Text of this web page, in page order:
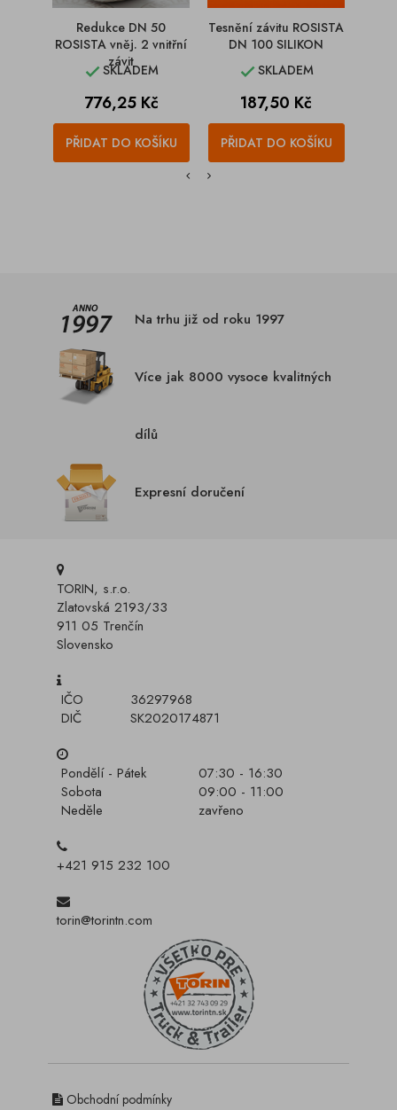
Redukce DN 50
ROSISTA vněj. 2 vnitřní
závit
SKLADEM
Cena
776,25 Kč
PŘIDAT DO KOŠÍKU
Tesnění závitu ROSISTA
DN 100 SILIKON
SKLADEM
Cena
187,50 Kč
PŘIDAT DO KOŠÍKU
Na trhu již od roku 1997
Více jak 8000 vysoce kvalitných
dílů
Expresní doručení
TORIN, s.r.o.
Zlatovská 2193/33
911 05 Trenčín
Slovensko
IČO
36297968
DIČ
SK2020174871
Pondělí - Pátek
07:30 - 16:30
Sobota
09:00 - 11:00
Neděle
zavřeno
+421 915 232 100
torin@torintn.com
Obchodní podmínky